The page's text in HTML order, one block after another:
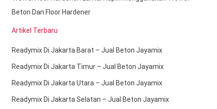
Beton Dan Floor Hardener
Artikel Terbaru
Readymix Di Jakarta Barat – Jual Beton Jayamix
Readymix Di Jakarta Timur – Jual Beton Jayamix
Readymix Di Jakarta Utara – Jual Beton Jayamix
Readymix Di Jakarta Selatan – Jual Beton Jayamix